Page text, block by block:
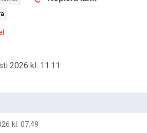
2026 kl. 11:11
kl. 07:49